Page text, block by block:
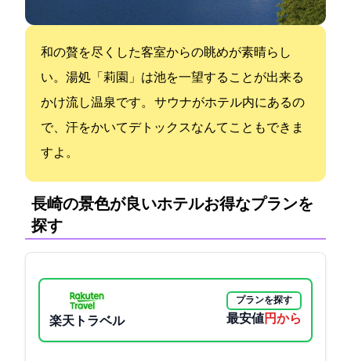
和の贅を尽くした客室からの眺めが素晴らし
い。湯処「莉園」は池を一望することが出来る
かけ流し温泉です。 サウナがホテル内にあるの
で、汗をかいてデトックスなんてこともできま
すよ。
長崎の景色が良いホテル:お得なプランを
探す
楽天トラベル
プランを探す
最安値9900円から